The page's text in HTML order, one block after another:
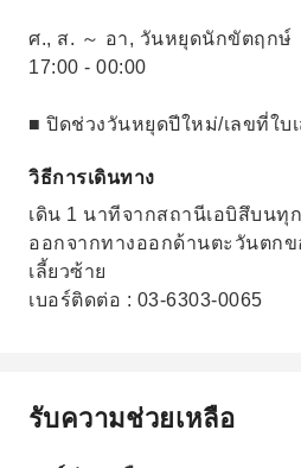
ศ., ส. ～ อา, วันหยุดนักขัตฤกษ์
17:00 - 00:00
■ ปิดช่วงวันหยุดปีใหม่/เลขที่ใบ
วิธีการเดินทาง
เดิน 1 นาทีจากสถานีเอบิสึบนทุ
ออกจากทางออกด้านตะวันตกข
เลี้ยวซ้าย
เบอร์ติดต่อ : 03-6303-0065
รับความช่วยเหลือ